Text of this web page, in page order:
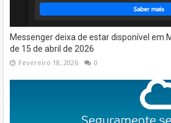
Messenger deixa de estar disponível em
de 15 de abril de 2026
Fevereiro 18, 2026 0